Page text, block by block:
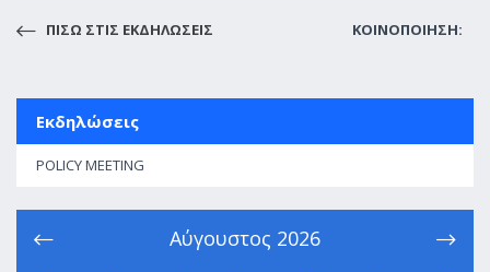
ΠΙΣΩ ΣΤΙΣ ΕΚΔΗΛΩΣΕΙΣ ΚΟΙΝΟΠΟΙΗΣΗ:
Εκδηλώσεις
POLICY MEETING
Αύγουστος 2026